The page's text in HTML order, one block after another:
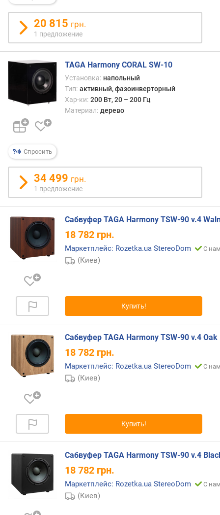
р
д
и
н
к
в
с
г
)
20 815 грн.
1 предложение
Спросить
TAGA Harmony CORAL SW-10
Установка: напольный
Тип: активный, фазоинверторный
Хар-ки: 200 Вт, 20 – 200 Гц
Материал: дерево
34 499 грн.
1 предложение
Сабвуфер TAGA Harmony TSW-90 v.4
18 782 грн.
Маркетплейс: Rozetka.ua StereoDom С
(Киев)
Купить!
Сабвуфер TAGA Harmony TSW-90 v.4 Oak
18 782 грн.
Маркетплейс: Rozetka.ua StereoDom С
(Киев)
Купить!
Сабвуфер TAGA Harmony TSW-90 v.4
18 782 грн.
Маркетплейс: Rozetka.ua StereoDom С
(Киев)